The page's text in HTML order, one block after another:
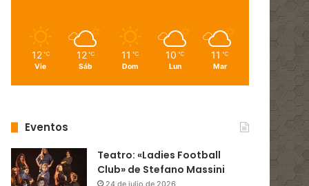
12 ℃
Vie
12 ℃
Sáb
11 ℃
Dom
10 ℃
Lun
11 ℃
Mar
Eventos
Teatro: «Ladies Football
Club» de Stefano Massini
24 de julio de 2026